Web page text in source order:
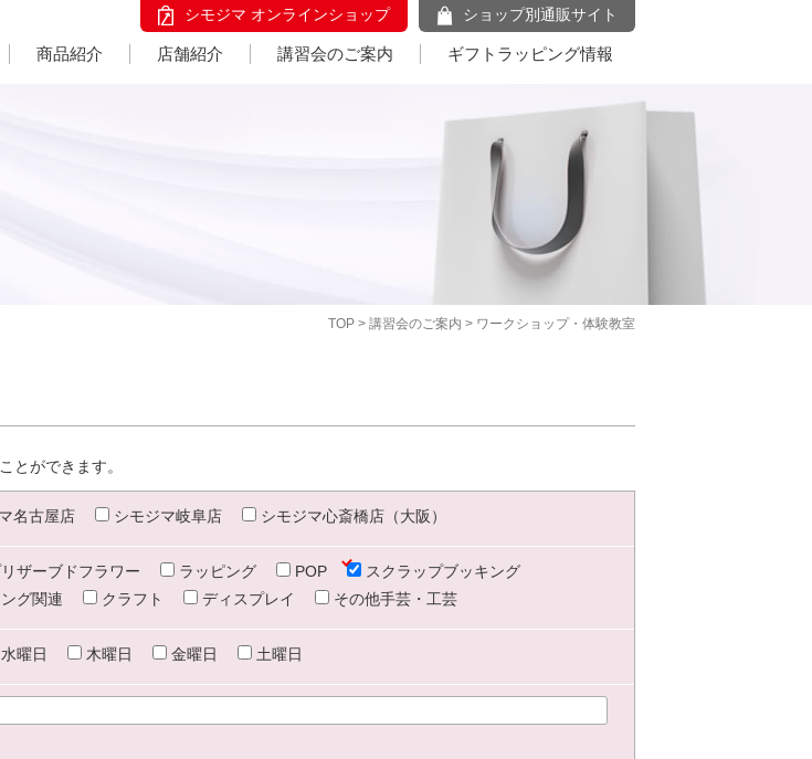
シモジマ オンラインショップ ショップ別通販サイト
商品紹介 店舗紹介 講習会のご案内 ギフトラッピング情報
TOP > 講習会のご案内 > ワークショップ・体験教室
とができます。
名古屋店 シモジマ岐阜店 シモジマ心斎橋店（大阪）
ザーブドフラワー ラッピング POP
スクラップブッキング
グ関連 クラフト ディスプレイ その他手芸・工芸
水曜日 木曜日 金曜日 土曜日